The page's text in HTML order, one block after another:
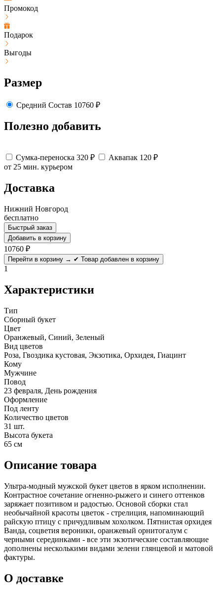
Промокод
Подарок
Выгоды
Размер
Средний Состав 10760 ₽
Полезно добавить
Сумка-переноска 320 ₽ Аквапак 120 ₽
от 25 мин. курьером
Доставка
Нижний Новгород
бесплатно
Быстрый заказ
Добавить в корзину
10760 ₽
Перейти в корзину → ✔ Товар добавлен в корзину
1
Характеристики
Тип
Сборный букет
Цвет
Оранжевый, Синий, Зеленый
Вид цветов
Роза, Гвоздика кустовая, Экзотика, Орхидея, Гиацинт
Кому
Мужчине
Повод
23 февраля, День рождения
Оформление
Под ленту
Количество цветов
31 шт.
Высота букета
65 см
Описание товара
Ультра-модный мужской букет цветов в ярком исполнении.
Контрастное сочетание огненно-рыжего и синего оттенков
заряжает позитивом и радостью. Основой сборки стал
необычайной красоты цветок - стрелиция, напоминающий
райскую птицу с причудливым хохолком. Пятнистая орхидея
Ванда, соцветия вероники, оранжевый орнитогалум с
черными серединками - все эти экзотические составляющие
дополнены несколькими видами зелени глянцевой и матовой
фактуры.
О доставке